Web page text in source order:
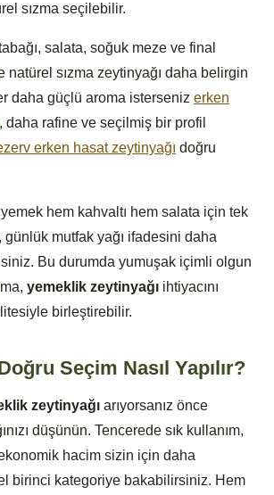
sızma seçilebilir.
salata, soğuk meze ve final
natürel sızma zeytinyağı daha belirgin
daha güçlü aroma isterseniz erken
, daha rafine ve seçilmiş bir profil
erken hasat zeytinyağı doğru
hem kahvaltı hem salata için tek
günlük mutfak yağı ifadesini daha
Bu durumda yumuşak içimli olgun
yemeklik zeytinyağı ihtiyacını
birleştirebilir.
Seçim Nasıl Yapılır?
zeytinyağı arıyorsanız önce
düşünün. Tencerede sık kullanım,
hacim sizin için daha
birinci kategoriye bakabilirsiniz. Hem